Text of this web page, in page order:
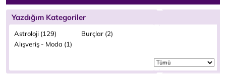
Yazdığım Kategoriler
Astroloji (129)
Burçlar (2)
Alışveriş - Moda (1)